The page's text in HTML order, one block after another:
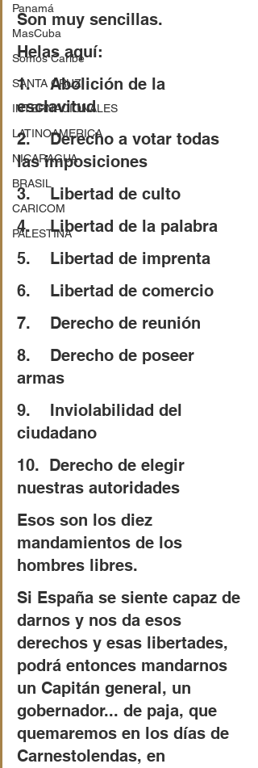
Panamá
MasCuba
Somos Caribe
SANTA CRUZ
INTERNACIONALES
LATINOAMERICA
NICARAGUA
BRASIL
CARICOM
PALESTINA
Son muy sencillas.
Helas aquí:
1.    Abolición de la
esclavitud
2.    Derecho a votar todas
las imposiciones
3.    Libertad de culto
4.    Libertad de la palabra
5.    Libertad de imprenta
6.    Libertad de comercio
7.    Derecho de reunión
8.    Derecho de poseer
armas
9.    Inviolabilidad del
ciudadano
10.  Derecho de elegir
nuestras autoridades
Esos son los diez
mandamientos de los
hombres libres.
Si España se siente capaz de
darnos y nos da esos
derechos y esas libertades,
podrá entonces mandarnos
un Capitán general, un
gobernador... de paja, que
quemaremos en los días de
Carnestolendas, en